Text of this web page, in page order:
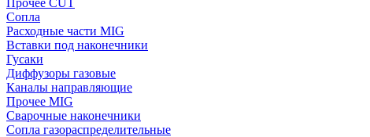
Прочее CUT
Сопла
Расходные части MIG
Вставки под наконечники
Гусаки
Диффузоры газовые
Каналы направляющие
Прочее MIG
Сварочные наконечники
Сопла газораспределительные